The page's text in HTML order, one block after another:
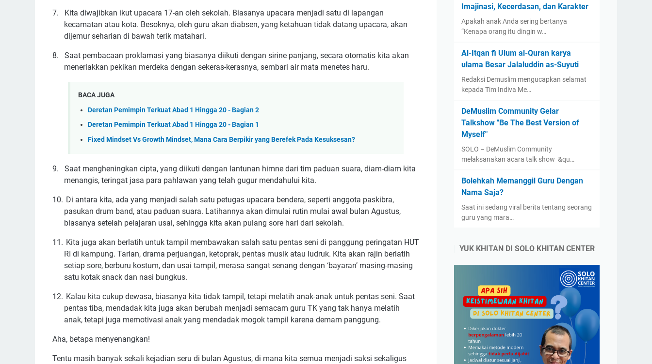
7.
Kita diwajibkan ikut upacara 17-an oleh sekolah. Biasanya upacara menjadi satu di lapangan
kecamatan atau kota. Besoknya, oleh guru akan diabsen, yang ketahuan tidak datang upacara, akan
dijemur seharian di bawah terik matahari.
8.
Saat pembacaan proklamasi yang biasanya diikuti dengan sirine panjang, secara otomatis kita akan
meneriakkan pekikan merdeka dengan sekeras-kerasnya, sembari air mata menetes haru.
BACA JUGA
Deretan Pemimpin Terkuat Abad 1 Hingga 20 - Bagian 2
Deretan Pemimpin Terkuat Abad 1 Hingga 20 - Bagian 1
Fixed Mindset Vs Growth Mindset, Mana Cara Berpikir yang Berefek Pada Kesuksesan?
9.
Saat mengheningkan cipta, yang diikuti dengan lantunan himne dari tim paduan suara, diam-diam kita
menangis, teringat jasa para pahlawan yang telah gugur mendahului kita.
10. Di antara kita, ada yang menjadi salah satu petugas upacara bendera, seperti anggota paskibra,
pasukan drum band, atau paduan suara. Latihannya akan dimulai rutin mulai awal bulan Agustus,
biasanya setelah pelajaran usai, sehingga kita akan pulang sore hari dari sekolah.
11. Kita juga akan berlatih untuk tampil membawakan salah satu pentas seni di panggung peringatan HUT
RI di kampung. Tarian, drama perjuangan, ketoprak, pentas musik atau ludruk. Kita akan rajin berlatih
setiap sore, berburu kostum, dan usai tampil, merasa sangat senang dengan ‘bayaran’ masing-masing
satu kotak snack dan nasi bungkus.
12. Kalau kita cukup dewasa, biasanya kita tidak tampil, tetapi melatih anak-anak untuk pentas seni. Saat
pentas tiba, mendadak kita juga akan berubah menjadi semacam guru TK yang tak hanya melatih
anak, tetapi juga memotivasi anak yang mendadak mogok tampil karena demam panggung.
Aha, betapa menyenangkan!
Tentu masih banyak sekali kejadian seru di bulan Agustus, di mana kita semua menjadi saksi sekaligus
Imajinasi, Kecerdasan, dan Karakter
Apakah anak Anda sering bertanya
“Kenapa orang itu dingin w…
Al-Itqan fi Ulum al-Quran karya
ulama Besar Jalaluddin as-Suyuti
Redaksi Demuslim mengucapkan selamat
kepada Tim Indiva Me…
DeMuslim Community Gelar
Talkshow "Be The Best Version of
Myself"
SOLO – DeMuslim Community
melaksanakan acara talk show &qu…
Bolehkah Memanggil Guru Dengan
Nama Saja?
Saat ini sedang viral berita tentang seorang
guru yang mara…
YUK KHITAN DI SOLO KHITAN CENTER